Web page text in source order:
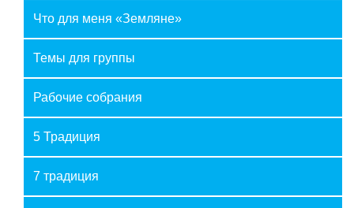
Что для меня «Земляне»
Темы для группы
Рабочие собрания
5 Традиция
7 традиция